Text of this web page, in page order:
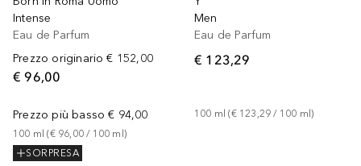
Intense
Eau de Parfum
Prezzo originario € 152,00
€ 96,00
Prezzo più basso € 94,00
100 ml (€ 96,00 / 100 ml )
SORPRESA
Men
Eau de Parfum
€ 123,29
100 ml (€ 123,29 / 100 ml)